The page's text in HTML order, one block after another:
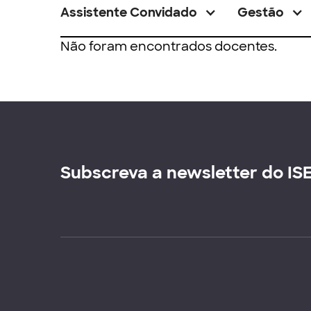
Assistente Convidado Gestão
Não foram encontrados docentes.
Subscreva a newsletter do